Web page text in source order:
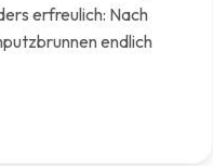
erfreulich: Nach
endlich
Unsere Anlage